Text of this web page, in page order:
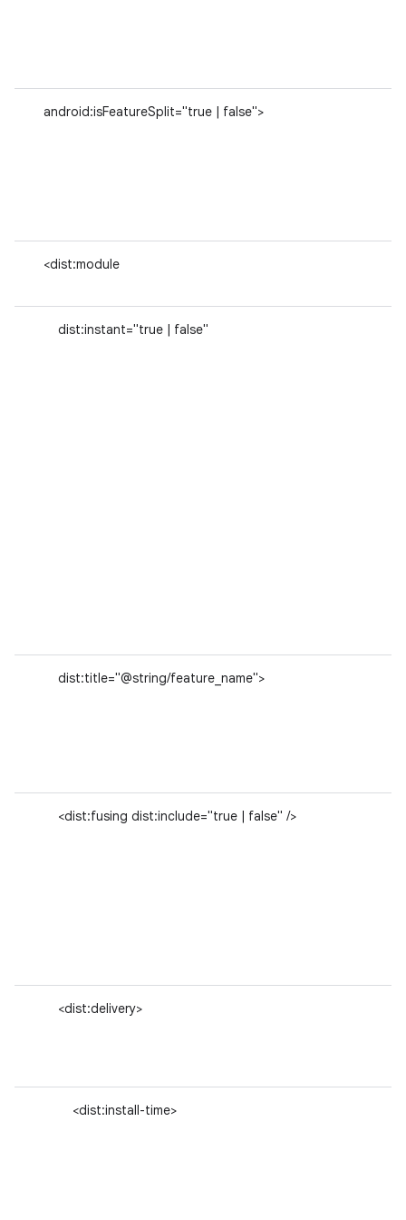
android:isFeatureSplit="true | false">
<dist:module
dist:instant="true | false"
dist:title="@string/feature_name">
<dist:fusing dist:include="true | false" />
<dist:delivery>
<dist:install-time>